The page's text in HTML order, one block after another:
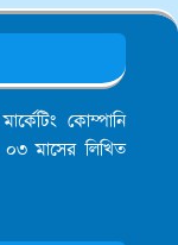
কোম্পানি
০৩ মাসের লিখিত